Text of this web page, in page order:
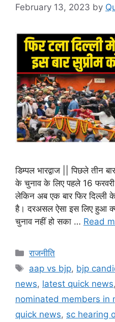
February 13, 2023 by
डिम्पल भारद्वाज || पिछले तीन
के चुनाव के लिए पहले 16 फरवरी
लेकिन अब एक बार फिर दिल्ली
है। दरअसल ऐसा इस लिए हुआ
चुनाव नहीं हो सका … Read
राजनीति
aap vs bjp, bjp
news, latest quick news,
nominated members in
quick news, sc hearing